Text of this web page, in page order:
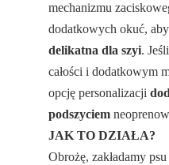
mechanizmu
dodatkowych okuć,
delikatna dla szyi.
całości i dodatkowym
opcję personalizacji
podszyciem
JAK TO DZIAŁA?
Obrożę, zakładamy